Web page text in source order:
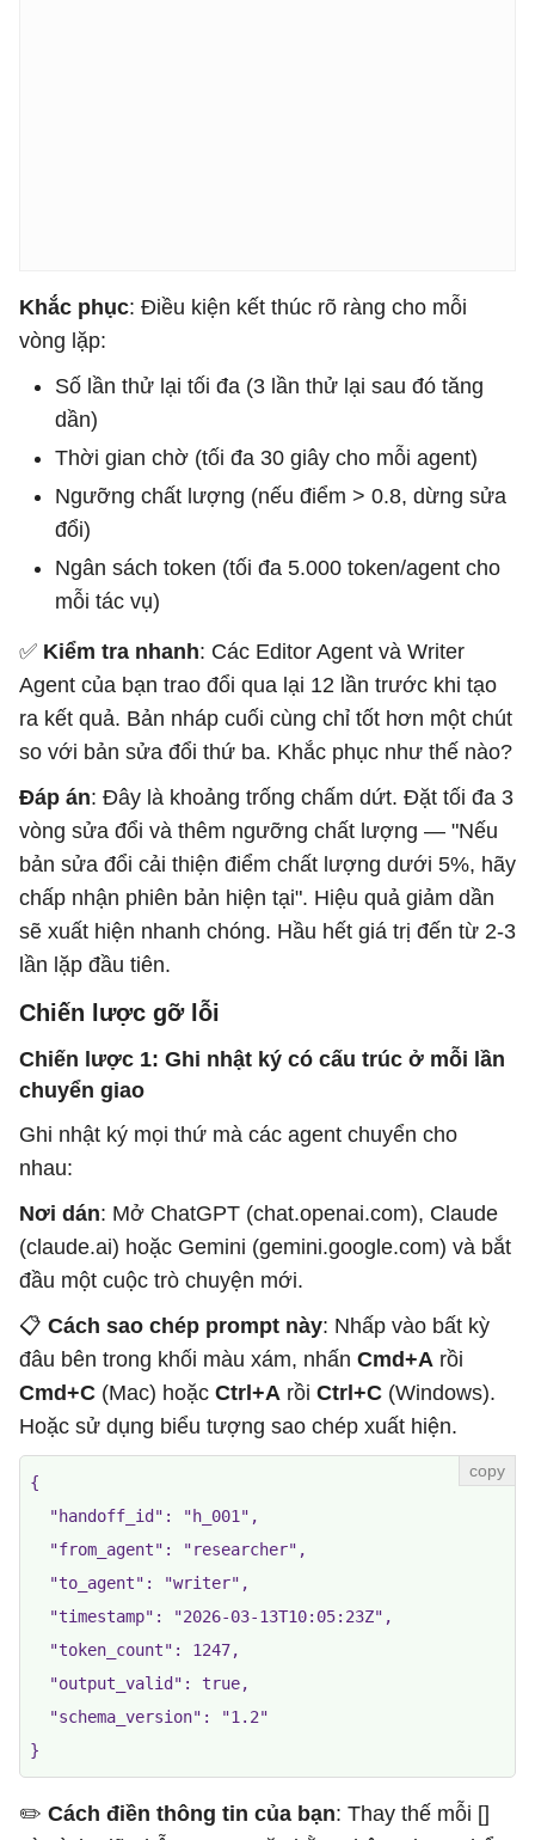
Khắc phục: Điều kiện kết thúc rõ ràng cho mỗi
vòng lặp:
Số lần thử lại tối đa (3 lần thử lại sau đó tăng
dần)
Thời gian chờ (tối đa 30 giây cho mỗi agent)
Ngưỡng chất lượng (nếu điểm > 0.8, dừng sửa
đổi)
Ngân sách token (tối đa 5.000 token/agent cho
mỗi tác vụ)
✅ Kiểm tra nhanh: Các Editor Agent và Writer
Agent của bạn trao đổi qua lại 12 lần trước khi tạo
ra kết quả. Bản nháp cuối cùng chỉ tốt hơn một chút
so với bản sửa đổi thứ ba. Khắc phục như thế nào?
Đáp án: Đây là khoảng trống chấm dứt. Đặt tối đa 3
vòng sửa đổi và thêm ngưỡng chất lượng — "Nếu
bản sửa đổi cải thiện điểm chất lượng dưới 5%, hãy
chấp nhận phiên bản hiện tại". Hiệu quả giảm dần
sẽ xuất hiện nhanh chóng. Hầu hết giá trị đến từ 2-3
lần lặp đầu tiên.
Chiến lược gỡ lỗi
Chiến lược 1: Ghi nhật ký có cấu trúc ở mỗi lần
chuyển giao
Ghi nhật ký mọi thứ mà các agent chuyển cho
nhau:
Nơi dán: Mở ChatGPT (chat.openai.com), Claude
(claude.ai) hoặc Gemini (gemini.google.com) và bắt
đầu một cuộc trò chuyện mới.
📋 Cách sao chép prompt này: Nhấp vào bất kỳ
đâu bên trong khối màu xám, nhấn Cmd+A rồi
Cmd+C (Mac) hoặc Ctrl+A rồi Ctrl+C (Windows).
Hoặc sử dụng biểu tượng sao chép xuất hiện.
{
  "handoff_id": "h_001",
  "from_agent": "researcher",
  "to_agent": "writer",
  "timestamp": "2026-03-13T10:05:23Z",
  "token_count": 1247,
  "output_valid": true,
  "schema_version": "1.2"
✏️ ​​ Cách điền thông tin của bạn: Thay thế mỗi []